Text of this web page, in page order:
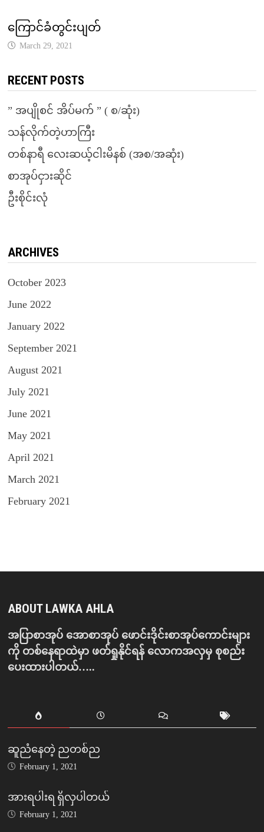
ကြောင်ခံတွင်းပျတ်
March 29, 2021
RECENT POSTS
” အပျိုစင် အိပ်မက် ” ( စ/ဆုံး)
သန်လိုက်တဲ့ဟာကြီး
တစ်နာရီ လေးဆယ့်ငါးမိနစ် (အစ/အဆုံး)
စာအုပ်ငှားဆိုင်
ဦးစိုင်းလုံ
ARCHIVES
October 2023
June 2022
January 2022
September 2021
August 2021
July 2021
June 2021
May 2021
April 2021
March 2021
February 2021
ABOUT LAWKA AHLA
အပြာစာအုပ် အောစာအုပ် ဖောင်းဒိုင်းစာအုပ်ကောင်းများ
ကို တစ်နေရာထဲမှာ ဖတ်ရှုနိုင်ရန် လောကအလှမှ စုစည်း
ပေးထားပါတယ်…..
ဆူညံနေတဲ့ ညတစ်ည
February 1, 2021
အားရပါးရ ရှိလှပါတယ်
February 1, 2021